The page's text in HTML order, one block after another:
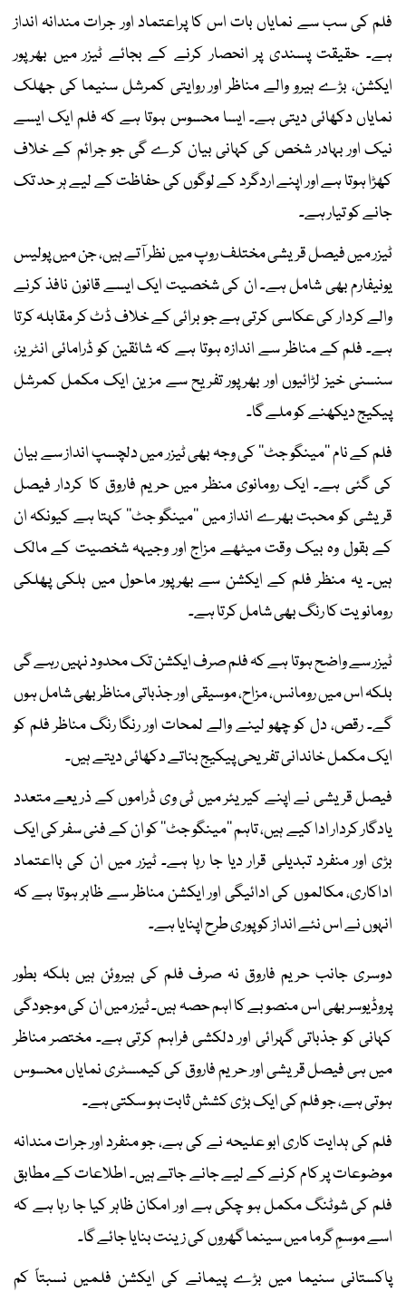
فلم کی سب سے نمایاں بات اس کا پراعتماد اور جرات مندانہ انداز
ہے۔ حقیقت پسندی پر انحصار کرنے کے بجائے ٹیزر میں بھرپور
ایکشن، بڑے ہیرو والے مناظر اور روایتی کمرشل سنیما کی جھلک
نمایاں دکھائی دیتی ہے۔ ایسا محسوس ہوتا ہے کہ فلم ایک ایسے
نیک اور بہادر شخص کی کہانی بیان کرے گی جو جرائم کے خلاف
کھڑا ہوتا ہے اور اپنے اردگرد کے لوگوں کی حفاظت کے لیے ہر حد تک
جانے کو تیار ہے۔
ٹیزر میں فیصل قریشی مختلف روپ میں نظر آتے ہیں، جن میں پولیس
یونیفارم بھی شامل ہے۔ ان کی شخصیت ایک ایسے قانون نافذ کرنے
والے کردار کی عکاسی کرتی ہے جو برائی کے خلاف ڈٹ کر مقابلہ کرتا
ہے۔ فلم کے مناظر سے اندازہ ہوتا ہے کہ شائقین کو ڈرامائی انٹریز،
سنسنی خیز لڑائیوں اور بھرپور تفریح سے مزین ایک مکمل کمرشل
پیکیج دیکھنے کو ملے گا۔
فلم کے نام ’’مینگو جٹ‘‘ کی وجہ بھی ٹیزر میں دلچسپ انداز سے بیان
کی گئی ہے۔ ایک رومانوی منظر میں حریم فاروق کا کردار فیصل
قریشی کو محبت بھرے انداز میں ’’مینگو جٹ‘‘ کہتا ہے کیونکہ ان
کے بقول وہ بیک وقت میٹھے مزاج اور وجیہہ شخصیت کے مالک
ہیں۔ یہ منظر فلم کے ایکشن سے بھرپور ماحول میں ہلکی پھلکی
رومانویت کا رنگ بھی شامل کرتا ہے۔
ٹیزر سے واضح ہوتا ہے کہ فلم صرف ایکشن تک محدود نہیں رہے گی
بلکہ اس میں رومانس، مزاح، موسیقی اور جذباتی مناظر بھی شامل ہوں
گے۔ رقص، دل کو چھو لینے والے لمحات اور رنگا رنگ مناظر فلم کو
ایک مکمل خاندانی تفریحی پیکیج بناتے دکھائی دیتے ہیں۔
فیصل قریشی نے اپنے کیریئر میں ٹی وی ڈراموں کے ذریعے متعدد
یادگار کردار ادا کیے ہیں، تاہم ’’مینگو جٹ‘‘ کو ان کے فنی سفر کی ایک
بڑی اور منفرد تبدیلی قرار دیا جا رہا ہے۔ ٹیزر میں ان کی بااعتماد
اداکاری، مکالموں کی ادائیگی اور ایکشن مناظر سے ظاہر ہوتا ہے کہ
انہوں نے اس نئے انداز کو پوری طرح اپنایا ہے۔
دوسری جانب حریم فاروق نہ صرف فلم کی ہیروئن ہیں بلکہ بطور
پروڈیوسر بھی اس منصوبے کا اہم حصہ ہیں۔ ٹیزر میں ان کی موجودگی
کہانی کو جذباتی گہرائی اور دلکشی فراہم کرتی ہے۔ مختصر مناظر
میں ہی فیصل قریشی اور حریم فاروق کی کیمسٹری نمایاں محسوس
ہوتی ہے، جو فلم کی ایک بڑی کشش ثابت ہو سکتی ہے۔
فلم کی ہدایت کاری ابو علیحہ نے کی ہے، جو منفرد اور جرات مندانہ
موضوعات پر کام کرنے کے لیے جانے جاتے ہیں۔ اطلاعات کے مطابق
فلم کی شوٹنگ مکمل ہو چکی ہے اور امکان ظاہر کیا جا رہا ہے کہ
اسے موسمِ گرما میں سینما گھروں کی زینت بنایا جائے گا۔
پاکستانی سنیما میں بڑے پیمانے کی ایکشن فلمیں نسبتاً کم